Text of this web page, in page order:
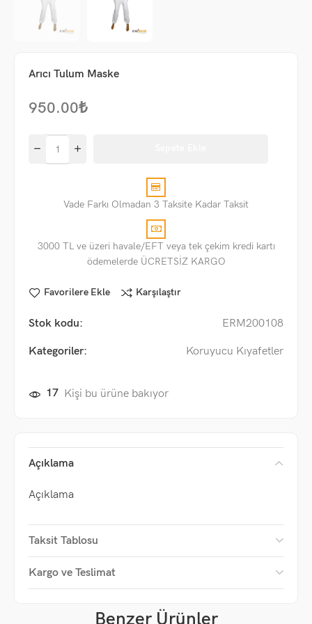
Arıcı Tulum Maske
950.00₺
Vade Farkı Olmadan 3 Taksite Kadar Taksit
3000 TL ve üzeri havale/EFT veya tek çekim kredi kartı
ödemelerde ÜCRETSİZ KARGO
Favorilere Ekle Karşılaştır
Stok kodu: ERM200108
Kategoriler: Koruyucu Kıyafetler
17 Kişi bu ürüne bakıyor
Açıklama
Açıklama
Taksit Tablosu
Kargo ve Teslimat
Benzer Ürünler